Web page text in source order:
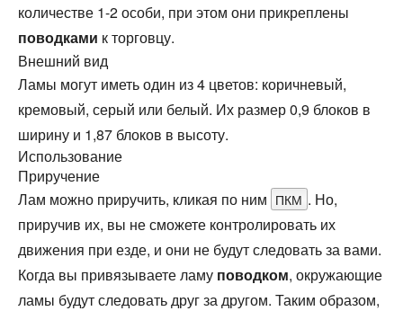
количестве 1-2 особи, при этом они прикреплены
поводками к торговцу.
Внешний вид
Ламы могут иметь один из 4 цветов: коричневый,
кремовый, серый или белый. Их размер 0,9 блоков в
ширину и 1,87 блоков в высоту.
Использование
Приручение
Лам можно приручить, кликая по ним ПКМ . Но,
приручив их, вы не сможете контролировать их
движения при езде, и они не будут следовать за вами.
Когда вы привязываете ламу поводком, окружающие
ламы будут следовать друг за другом. Таким образом,